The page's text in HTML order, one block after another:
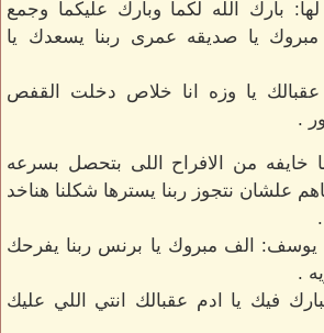
لها: بارك الله لكما وبارك عليكما وجمع
يا صديقه عمرى ربنا يسعدك يا
عقبالك يا وزه انا خلاص دخلت القفص
.
خايفه من الافراح اللى بتحصل بسرعه
علشان نتجوز ربنا يسترها شكلنا هناخد
يوسف: الف مبروك يا برنس ربنا يفرحك
.
فيك يا ادم عقبالك انتي اللي عليك